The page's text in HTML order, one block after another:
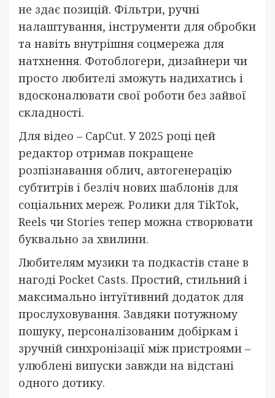
не здає позицій. Фільтри, ручні
налаштування, інструменти для обробки
та навіть внутрішня соцмережа для
натхнення. Фотоблогери, дизайнери чи
просто любителі зможуть надихатись і
вдосконалювати свої роботи без зайвої
складності.
Для відео – CapCut. У 2025 році цей
редактор отримав покращене
розпізнавання облич, автогенерацію
субтитрів і безліч нових шаблонів для
соціальних мереж. Ролики для TikTok,
Reels чи Stories тепер можна створювати
буквально за хвилини.
Любителям музики та подкастів стане в
нагоді Pocket Casts. Простий, стильний і
максимально інтуїтивний додаток для
прослуховування. Завдяки потужному
пошуку, персоналізованим добіркам і
зручній синхронізації між пристроями –
улюблені випуски завжди на відстані
одного дотику.